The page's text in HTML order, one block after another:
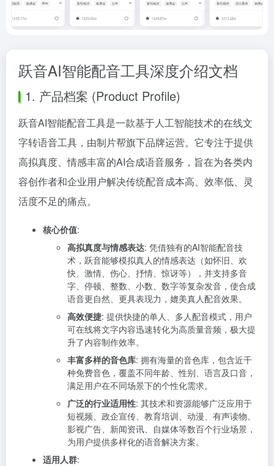
跃音AI智能配音工具深度介绍文档
1. 产品档案 (Product Profile)
跃音AI智能配音工具是一款基于人工智能技术的在线文
字转语音工具，由制片帮旗下品牌运营。它专注于提供
高拟真度、情感丰富的AI合成语音服务，旨在为各类内
容创作者和企业用户解决传统配音成本高、效率低、灵
活度不足的痛点。
核心价值:
高拟真度与情感表达: 凭借独有的AI智能配音技
术，跃音能够模拟真人的情感表达（如怀旧、欢
快、激情、伤心、抒情、惊讶等），并支持多音
字、停顿、整数、小数、数字等复杂发音，使合成
语音更自然、更具表现力，媲美真人配音效果。
高效便捷: 提供快捷的单人、多人配音模式，用户
可在线将文字内容迅速转化为高质量音频，极大提
升了内容制作效率。
丰富多样的音色库: 拥有海量的音色库，包含近千
种免费音色，覆盖不同年龄、性别、语言及口音，
满足用户在不同场景下的个性化需求。
广泛的行业适用性: 其技术和资源能够广泛应用于
短视频、政企宣传、教育培训、动漫、有声读物、
影视广告、新闻资讯、自媒体等数百个行业场景，
为用户提供多样化的语音解决方案。
适用人群: